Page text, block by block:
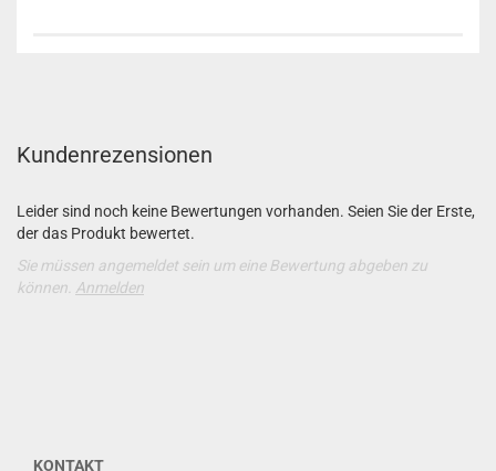
Kundenrezensionen
Leider sind noch keine Bewertungen vorhanden. Seien Sie der Erste,
der das Produkt bewertet.
Sie müssen angemeldet sein um eine Bewertung abgeben zu
können. Anmelden
KONTAKT